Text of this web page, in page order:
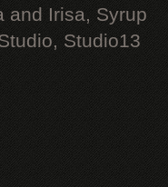
and Irisa, Syrup
Studio13